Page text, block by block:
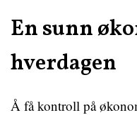
En sunn
hverdagen
Å få kontroll på